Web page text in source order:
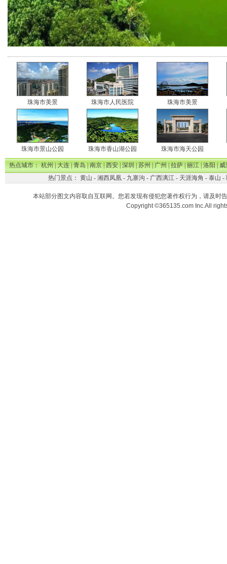
珠海市美景 珠海市人民医院 珠海市美景
珠海市景山公园 珠海市香山湖公园 珠海市海天公园
热点城市：杭州|大连|青岛|南京|西安|深圳|苏州|广州|拉萨|丽江|洛阳|威
热门景点： 黄山 - 湘西凤凰- 九寨沟 - 广西漓江- 天涯海角 - 泰山 -
本站部分图文内容取自互联网。您若发现有侵犯您著作权行为，请及时
Copyright ©365135.com Inc.All